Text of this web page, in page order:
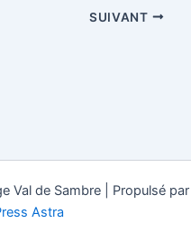
SUIVANT
Val de Sambre | Propulsé par
Astra